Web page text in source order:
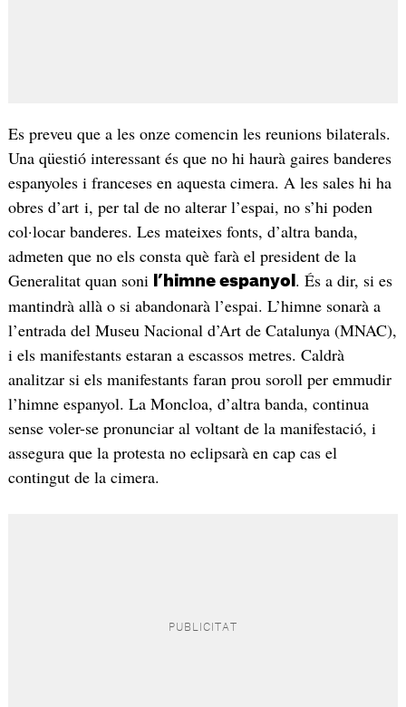
Es preveu que a les onze comencin les reunions bilaterals.
Una qüestió interessant és que no hi haurà gaires banderes
espanyoles i franceses en aquesta cimera. A les sales hi ha
obres d’art i, per tal de no alterar l’espai, no s’hi poden
col·locar banderes. Les mateixes fonts, d’altra banda,
admeten que no els consta què farà el president de la
Generalitat quan soni l’himne espanyol . És a dir, si es
mantindrà allà o si abandonarà l’espai. L’himne sonarà a
l’entrada del Museu Nacional d’Art de Catalunya (MNAC),
i els manifestants estaran a escassos metres. Caldrà
analitzar si els manifestants faran prou soroll per emmudir
l’himne espanyol. La Moncloa, d’altra banda, continua
sense voler-se pronunciar al voltant de la manifestació, i
assegura que la protesta no eclipsarà en cap cas el
contingut de la cimera.